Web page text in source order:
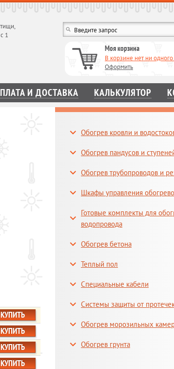
1
Моя корзина
В корзине нет ни одного
Оформить
И ДОСТАВКА КАЛЬКУЛЯТОР
КУПИТЬ
КУПИТЬ
КУПИТЬ
КУПИТЬ
Обогрев кровли и
Обогрев пандусов и
Обогрев трубопроводов и
Шкафы управления
Готовые комплекты для
водопровода
Обогрев бетона
Теплый пол
Специальные кабели
Системы защиты от
Обогрев морозильных
Обогрев грунта